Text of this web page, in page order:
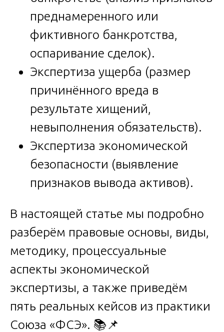
преднамеренного или
фиктивного банкротства,
оспаривание сделок).
Экспертиза ущерба (размер
причинённого вреда в
результате хищений,
невыполнения обязательств).
Экспертиза экономической
безопасности (выявление
признаков вывода активов).
В настоящей статье мы подробно
разберём правовые основы, виды,
методику, процессуальные
аспекты экономической
экспертизы, а также приведём
пять реальных кейсов из практики
Союза «ФСЭ». 📚📌